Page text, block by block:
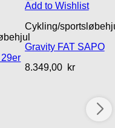
Add to Wishlist
Cykling/
Gravity FAT SAPO
8.349,00 kr